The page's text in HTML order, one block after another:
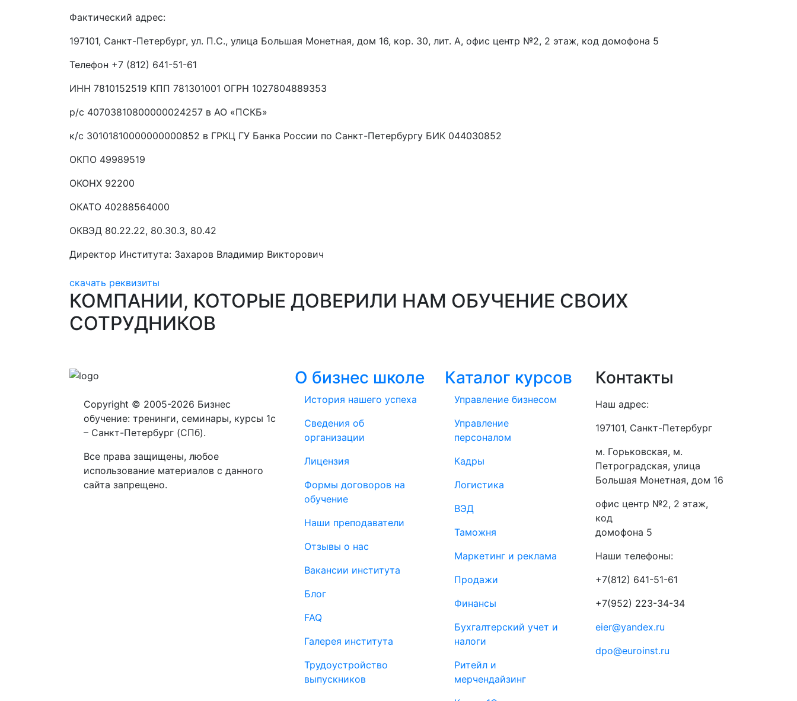
Фактический адрес:
197101, Санкт-Петербург, ул. П.С., улица Большая Монетная, дом 16, кор. 30, лит. А, офис центр №2, 2 этаж, код домофона 5
Телефон +7 (812) 641-51-61
ИНН 7810152519 КПП 781301001 ОГРН 1027804889353
р/с 40703810800000024257 в АО «ПСКБ»
к/с 30101810000000000852 в ГРКЦ ГУ Банка России по Санкт-Петербургу БИК 044030852
ОКПО 49989519
ОКОНХ 92200
ОКАТО 40288564000
ОКВЭД 80.22.22, 80.30.3, 80.42
Директор Института: Захаров Владимир Викторович
скачать реквизиты
КОМПАНИИ, КОТОРЫЕ ДОВЕРИЛИ НАМ ОБУЧЕНИЕ СВОИХ
СОТРУДНИКОВ
Copyright © 2005-2026 Бизнес
обучение: тренинги, семинары, курсы 1с
– Санкт-Петербург (СПб).
Все права защищены, любое
использование материалов с данного
сайта запрещено.
О бизнес школе
История нашего успеха
Cведения об
организации
Лицензия
Формы договоров на
обучение
Наши преподаватели
Отзывы о нас
Вакансии института
Блог
FAQ
Галерея института
Трудоустройство
выпускников
Каталог курсов
Управление бизнесом
Управление
персоналом
Кадры
Логистика
ВЭД
Таможня
Маркетинг и реклама
Продажи
Финансы
Бухгалтерский учет и
налоги
Ритейл и
мерчендайзинг
Контакты
Наш адрес:
197101, Санкт-Петербург
м. Горьковская, м.
Петроградская, улица
Большая Монетная, дом 16
офис центр №2, 2 этаж,
код
домофона 5
Наши телефоны:
+7(812) 641-51-61
+7(952) 223-34-34
eier@yandex.ru
dpo@euroinst.ru